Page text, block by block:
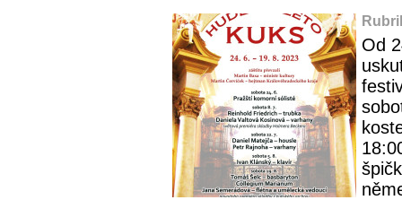
Od